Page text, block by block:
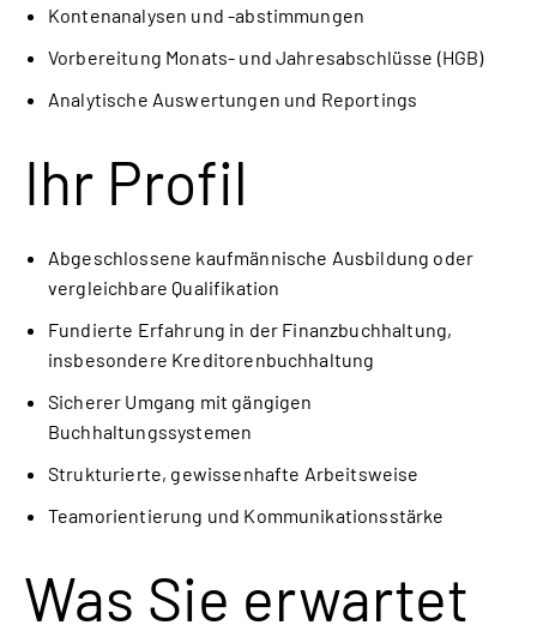
Kontenanalysen und -abstimmungen
Vorbereitung Monats- und Jahresabschlüsse (HGB)
Analytische Auswertungen und Reportings
Ihr Profil
Abgeschlossene kaufmännische Ausbildung oder
vergleichbare Qualifikation
Fundierte Erfahrung in der Finanzbuchhaltung,
insbesondere Kreditorenbuchhaltung
Sicherer Umgang mit gängigen
Buchhaltungssystemen
Strukturierte, gewissenhafte Arbeitsweise
Teamorientierung und Kommunikationsstärke
Was Sie erwartet